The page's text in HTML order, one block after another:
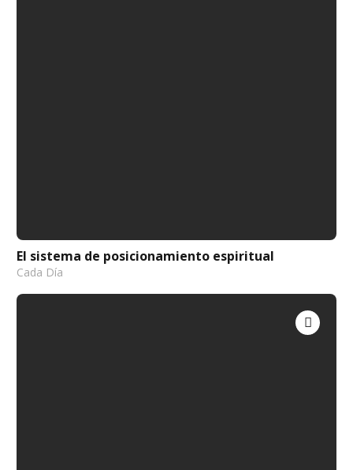
El sistema de posicionamiento espiritual
Cada Día